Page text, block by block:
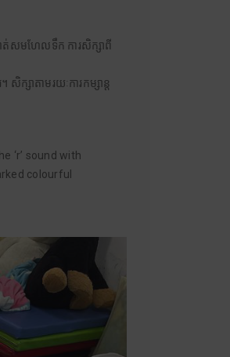
ាត់សមហែលទឹក ការសិក្សាពី
សាតាមរយៈការកម្សាន្ត
‘r’ sound with
colourful